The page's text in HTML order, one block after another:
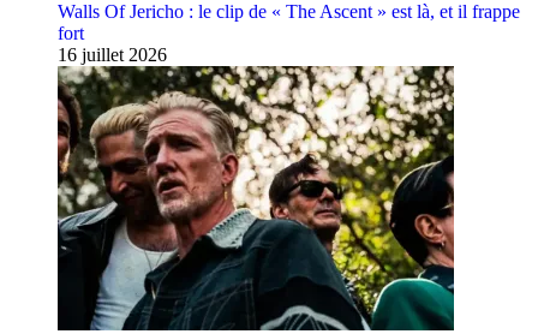
Walls Of Jericho : le clip de « The Ascent » est là, et il frappe
fort
16 juillet 2026